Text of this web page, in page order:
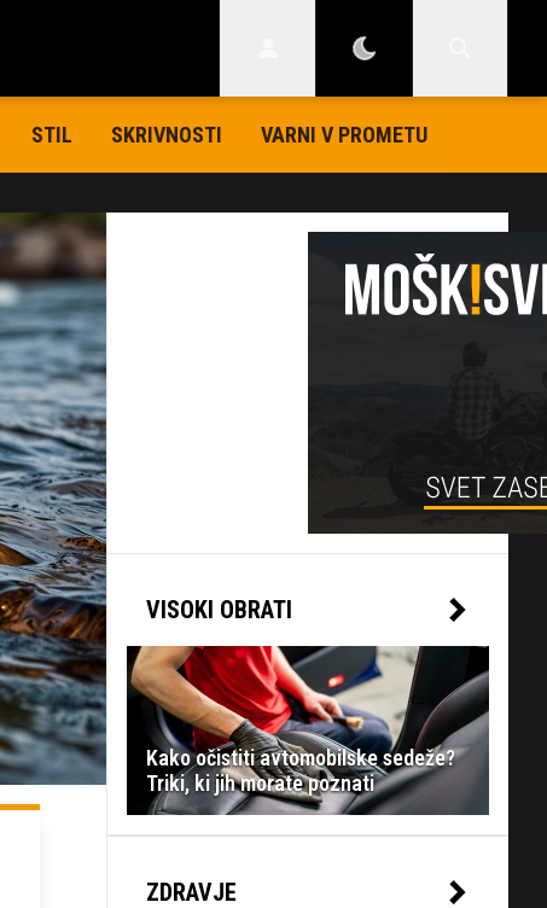
STIL SKRIVNOSTI VARNI V PROMETU
VISOKI OBRATI
Kako očistiti avtomobilske sedeže?
Triki, ki jih morate poznati
ZDRAVJE